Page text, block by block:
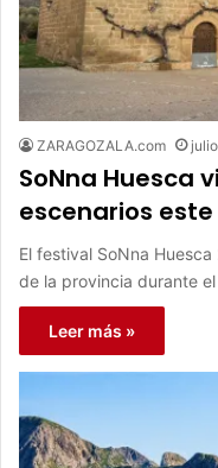
ZARAGOZALA.com
SoNna Huesca
escenarios
El festival SoNna
de la provincia durante
Leer más »